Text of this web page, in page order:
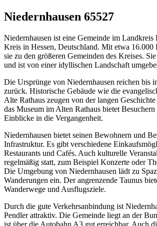
Niedernhausen 65527
Niedernhausen ist eine Gemeinde im Landkreis
Kreis in Hessen, Deutschland. Mit etwa 16.000
sie zu den größeren Gemeinden des Kreises.
und ist von einer idyllischen Landschaft
Die Ursprünge von Niedernhausen reichen bis
zurück. Historische Gebäude wie die
Alte Rathaus zeugen von der langen
das Museum im Alten Rathaus bietet Besuchern
Einblicke in die Vergangenheit.
Niedernhausen bietet seinen Bewohnern und
Infrastruktur. Es gibt verschiedene
Restaurants und Cafés. Auch kulturelle
regelmäßig statt, zum Beispiel Konzerte oder
Die Umgebung von Niedernhausen lädt zu
Wanderungen ein. Der angrenzende Taunus
Wanderwege und Ausflugsziele.
Durch die gute Verkehrsanbindung ist
Pendler attraktiv. Die Gemeinde liegt an der
ist über die Autobahn A3 gut erreichbar. Auch